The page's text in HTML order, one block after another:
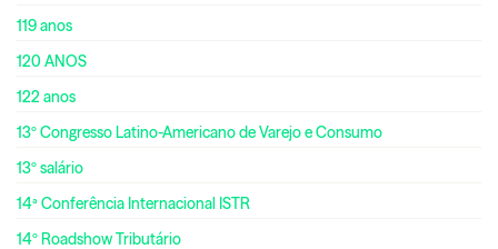
119 anos
120 ANOS
122 anos
13º Congresso Latino-Americano de Varejo e Consumo
13º salário
14ª Conferência Internacional ISTR
14º Roadshow Tributário